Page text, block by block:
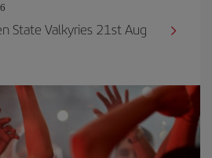
State Valkyries 21st Aug